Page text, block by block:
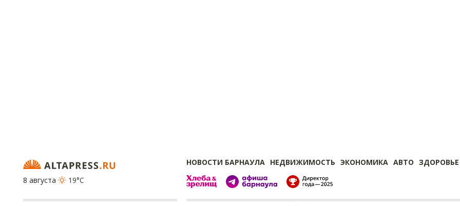
НОВОСТИ БАРНАУЛА НЕДВИЖИМОСТЬ ЭКОНОМИКА АВТО ЗДОРОВЬЕ
8 августа
19°C